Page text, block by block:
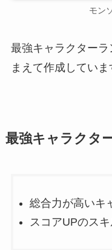
モン
最強キャラクター
まえて作成していま
最強キャラクタ
総合力が高いキ
スコアUPのス